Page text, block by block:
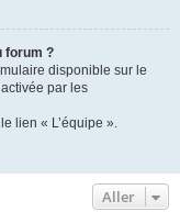
forum ?
disponible sur le
par les
lien « L’équipe ».
Aller